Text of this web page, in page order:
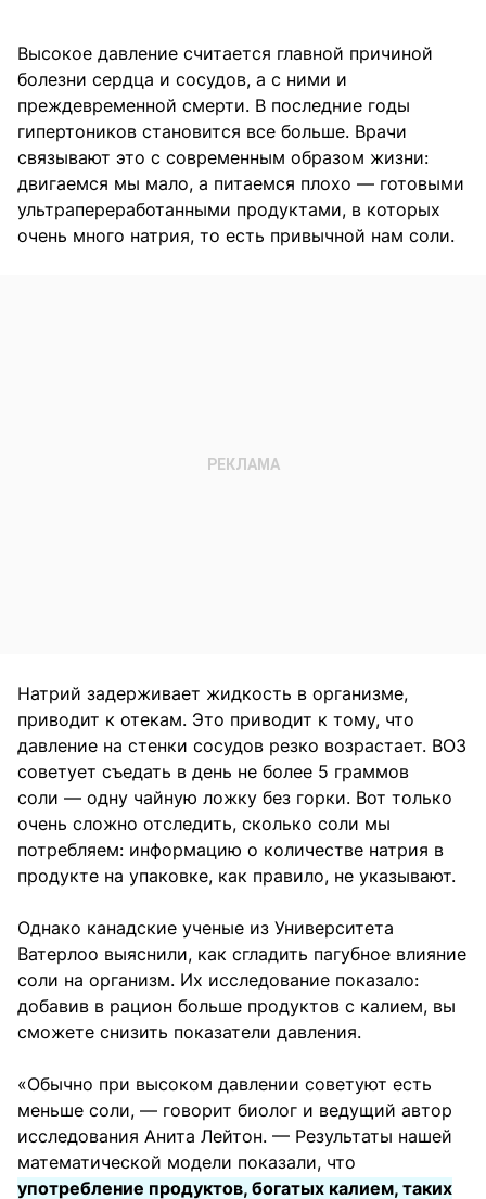
Высокое давление считается главной причиной
болезни сердца и сосудов, а с ними и
преждевременной смерти. В последние годы
гипертоников становится все больше. Врачи
связывают это с современным образом жизни:
двигаемся мы мало, а питаемся плохо — готовыми
ультрапереработанными продуктами, в которых
очень много натрия, то есть привычной нам соли.
Натрий задерживает жидкость в организме,
приводит к отекам. Это приводит к тому, что
давление на стенки сосудов резко возрастает. ВОЗ
советует съедать в день не более 5 граммов
соли — одну чайную ложку без горки. Вот только
очень сложно отследить, сколько соли мы
потребляем: информацию о количестве натрия в
продукте на упаковке, как правило, не указывают.
Однако канадские ученые из Университета
Ватерлоо выяснили, как сгладить пагубное влияние
соли на организм. Их исследование показало:
добавив в рацион больше продуктов с калием, вы
сможете снизить показатели давления.
«Обычно при высоком давлении советуют есть
меньше соли, — говорит биолог и ведущий автор
исследования Анита Лейтон. — Результаты нашей
математической модели показали, что
употребление продуктов, богатых калием, таких